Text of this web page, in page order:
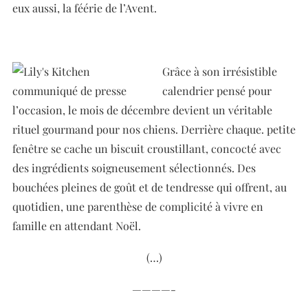
eux aussi, la féérie de l’Avent.
Grâce à son irrésistible
calendrier pensé pour
l’occasion, le mois de décembre devient un véritable
rituel gourmand pour nos chiens. Derrière chaque. petite
fenêtre se cache un biscuit croustillant, concocté avec
des ingrédients soigneusement sélectionnés. Des
bouchées pleines de goût et de tendresse qui offrent, au
quotidien, une parenthèse de complicité à vivre en
famille en attendant Noël.
(…)
————-